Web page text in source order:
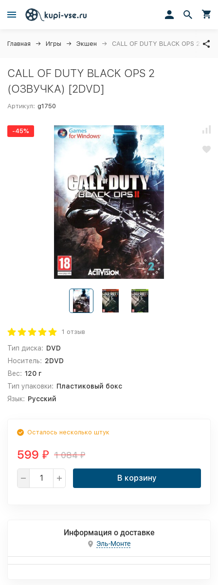
Главная Игры Экшен CALL OF DUTY BLACK OPS 2
CALL OF DUTY BLACK OPS 2
(ОЗВУЧКА) [2DVD]
Артикул: g1750
-45%
1 отзыв
Тип диска: DVD
Носитель: 2DVD
Вес: 120 г
Тип упаковки: Пластиковый бокс
Язык: Русский
Осталось несколько штук
599 ₽ 1 084₽
В корзину
Информация о доставке
Эль-Монте